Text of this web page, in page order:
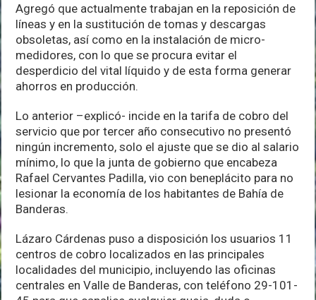
Agregó que actualmente trabajan en la reposición de
líneas y en la sustitución de tomas y descargas
obsoletas, así como en la instalación de micro-
medidores, con lo que se procura evitar el
desperdicio del vital líquido y de esta forma generar
ahorros en producción.
Lo anterior –explicó- incide en la tarifa de cobro del
servicio que por tercer año consecutivo no presentó
ningún incremento, solo el ajuste que se dio al salario
mínimo, lo que la junta de gobierno que encabeza
Rafael Cervantes Padilla, vio con beneplácito para no
lesionar la economía de los habitantes de Bahía de
Banderas.
Lázaro Cárdenas puso a disposición los usuarios 11
centros de cobro localizados en las principales
localidades del municipio, incluyendo las oficinas
centrales en Valle de Banderas, con teléfono 29-101-